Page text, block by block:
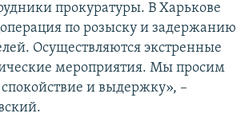
прокуратуры. В Харькове
по розыску и задержанию
Осуществляются экстренные
мероприятия. Мы просим
спокойствие и выдержку», –